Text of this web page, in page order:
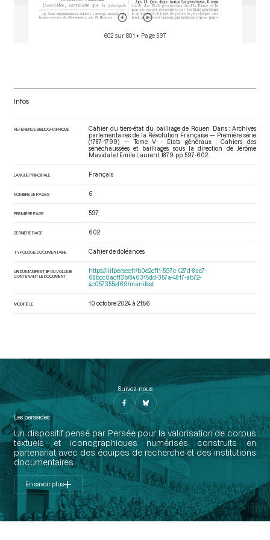
602 sur 801 • Page 597
Infos
RÉFÉRENCE BIBLIOGRAPHIQUE
Cahier du tiers-état du bailliage de Rouen. Dans : Archives
parlementaires de la Révolution Française — Première série
(1787-1799) — Tome V - Etats généraux ; Cahiers des
sénéchaussées et bailliages, sous la direction de Jérôme
Mavidal et Emile Laurent. 1879. pp. 597-602.
LANGUE PRINCIPALE Français
NOMBRE DE PAGES 6
PREMIÈRE PAGE 597
DERNIÈRE PAGE 602
TYPOLOGIE DOCUMENTAIRE Cahier de doléances
URI DU MANIFEST IIIF DU VOLUME
CONTENANT LE DOCUMENT
https://iiif.persee.fr/b0e2cf11-597c-427d-8ac7-
68bcc0acf13b/846315dd-357a-4817-ab72-
4c057355ef69/manifest
MODIFIÉ LE 10 octobre 2024 à 21:56
Suivez-nous
Les perséides
Un dispositif pensé par Persée pour la valorisation de corpus
textuels et iconographiques numérisés construits en
partenariat avec des équipes de recherche et des institutions
documentaires.
En savoir plus